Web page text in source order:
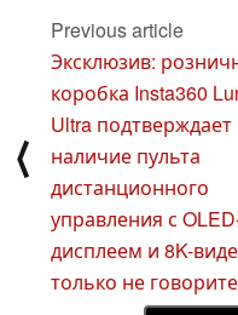
⟨
Previous article
Эксклюзив:
коробка Insta360
Ultra подтверждает
наличие пульта
дистанционного
управления с
дисплеем и 8K-
только не